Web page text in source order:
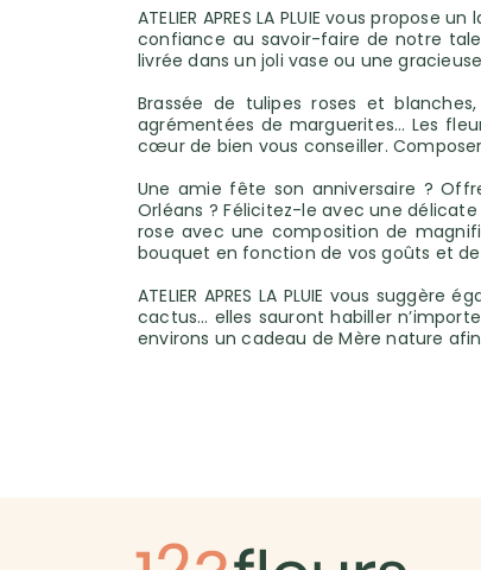
ATELIER APRES LA PLUIE vous
confiance au savoir-faire de notre
livrée dans un joli vase ou une
Brassée de tulipes roses et
agrémentées de marguerites… Les
cœur de bien vous conseiller.
Une amie fête son anniversaire ?
Orléans ? Félicitez-le avec une
rose avec une composition de
bouquet en fonction de vos goûts et
ATELIER APRES LA PLUIE vous
cactus… elles sauront habiller
environs un cadeau de Mère nature